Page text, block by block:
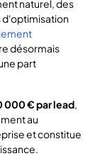
naturel, des
d'optimisation
désormais
part
000 € par lead,
au
et constitue